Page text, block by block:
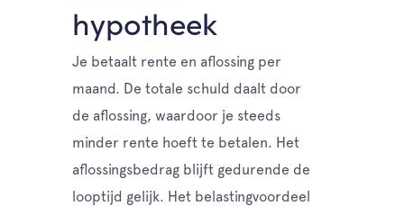
hypotheek
Je betaalt rente en aflossing per
maand. De totale schuld daalt door
de aflossing, waardoor je steeds
minder rente hoeft te betalen. Het
aflossingsbedrag blijft gedurende de
looptijd gelijk. Het belastingvoordeel